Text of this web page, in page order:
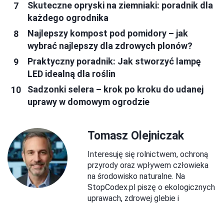
Skuteczne opryski na ziemniaki: poradnik dla
każdego ogrodnika
Najlepszy kompost pod pomidory – jak
wybrać najlepszy dla zdrowych plonów?
Praktyczny poradnik: Jak stworzyć lampę
LED idealną dla roślin
Sadzonki selera – krok po kroku do udanej
uprawy w domowym ogrodzie
Tomasz Olejniczak
Interesuję się rolnictwem, ochroną
przyrody oraz wpływem człowieka
na środowisko naturalne. Na
StopCodex.pl piszę o ekologicznych
uprawach, zdrowej glebie i